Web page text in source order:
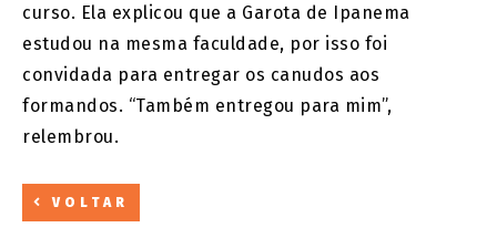
curso. Ela explicou que a Garota de Ipanema
estudou na mesma faculdade, por isso foi
convidada para entregar os canudos aos
formandos. “Também entregou para mim”,
relembrou.
VOLTAR